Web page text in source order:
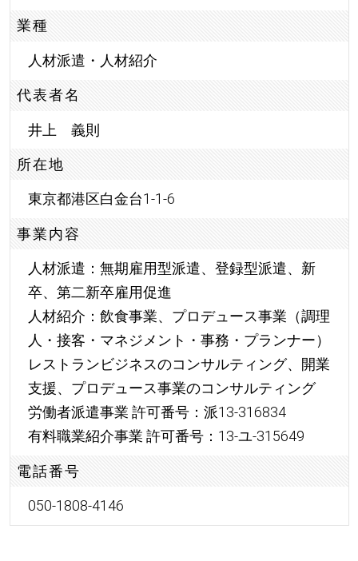
業種
人材派遣・人材紹介
代表者名
井上 義則
所在地
東京都港区白金台1-1-6
事業内容
人材派遣：無期雇用型派遣、登録型派遣、新
卒、第二新卒雇用促進
人材紹介：飲食事業、プロデュース事業（調理
人・接客・マネジメント・事務・プランナー）
レストランビジネスのコンサルティング、開業
支援、プロデュース事業のコンサルティング
労働者派遣事業 許可番号：派13-316834
有料職業紹介事業 許可番号：13-ユ-315649
電話番号
050-1808-4146